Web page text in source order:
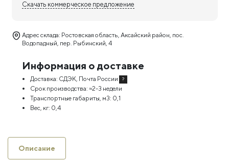
Скачать коммерческое предложение
Адрес склада: Ростовская область, Аксайский район, пос.
Водопадный, пер. Рыбинский, 4
Информация о доставке
Доставка: СДЭК, Почта России ?
Срок производства: ≈2-3 недели
Транспортные габариты, м3: 0,1
Вес, кг: 0,4
Описание